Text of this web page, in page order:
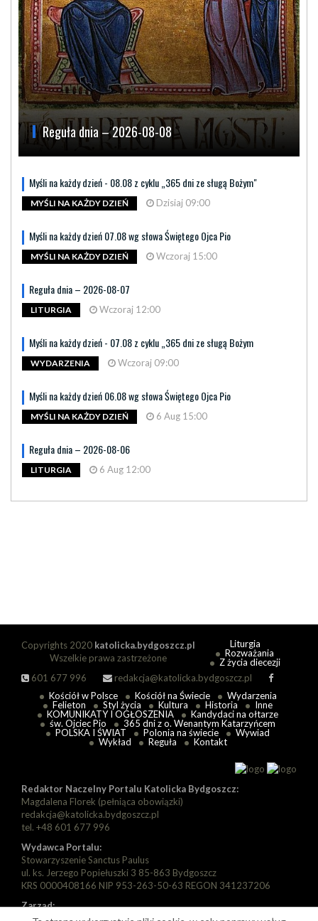
Reguła dnia – 2026-08-08
Myśli na każdy dzień - 08.08 z cyklu „365 dni ze sługą Bożym"
MYŚLI NA KAŻDY DZIEŃ Dzisiaj 09:00
Myśli na każdy dzień 07.08 wg słowa Świętego Ojca Pio
MYŚLI NA KAŻDY DZIEŃ Wczoraj 15:00
Reguła dnia – 2026-08-07
LITURGIA Wczoraj 12:00
Myśli na każdy dzień - 07.08 z cyklu „365 dni ze sługą Bożym
WYDARZENIA Wczoraj 09:00
Myśli na każdy dzień 06.08 wg słowa Świętego Ojca Pio
MYŚLI NA KAŻDY DZIEŃ 6 Aug 15:00
Reguła dnia – 2026-08-06
LITURGIA 6 Aug 12:00
Copyrights 2020 katolicka.bydgoszcz.pl
Wszelkie prawa zastrzeżone
601 677 996
redakcja@katolicka.bydgoszcz.pl
Liturgia
Rozważania
Z życia diecezji
Kościół w Polsce Kościół na Świecie
Wydarzenia
Felieton
Styl życia Kultura Historia
Inne
KOMUNIKATY I OGŁOSZENIA
Kandydaci na ołtarze
św. Ojciec Pio
365 dni z o. Wenantym Katarzyńcem
POLSKA I ŚWIAT
Polonia na świecie
Wywiad
Wykład
Reguła Kontakt
Redaktor Naczelny Portalu Katolicka Bydgoszcz:
Magdalena Florek (pełniąca obowiązki)
redakcja@katolicka.bydgoszcz.pl
tel. +48 601 677 996
Wydawca Portalu:
Stowarzyszenie Sanctus Paulus
ul. ks. Jerzego Popiełuszki 3 85-863 Bydgoszcz
KRS 0000408166 NIP 953-263-50-63 REGON 341237206
Zarząd:
Prezes: Piotr Florek